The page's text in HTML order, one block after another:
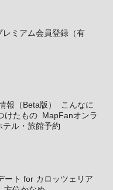
レミアム会員登録（有
報（Beta版）
こんなに
けたもの MapFanオンラ
テル・旅館予約
ート for カロッツェリア